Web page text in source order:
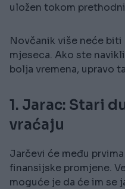
uložen tokom
Novčanik više neće biti
mjeseca. Ako ste
bolja vremena, upravo
1. Jarac: Stari
vraćaju
Jarčevi će među
finansijske promjene.
moguće je da će im se